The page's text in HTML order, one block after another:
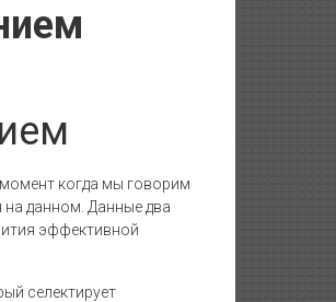
когда мы говорим
данном. Данные два
эффективной
селектирует